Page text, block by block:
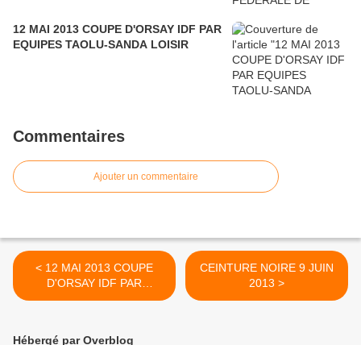
12 MAI 2013 COUPE D'ORSAY IDF PAR
EQUIPES TAOLU-SANDA LOISIR
Commentaires
Ajouter un commentaire
< 12 MAI 2013 COUPE
D'ORSAY IDF PAR
EQUIPES TAOLU-SANDA
CEINTURE NOIRE 9 JUIN
2013 >
Hébergé par Overblog